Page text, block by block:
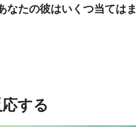
なたの彼はいくつ当てはま
応する